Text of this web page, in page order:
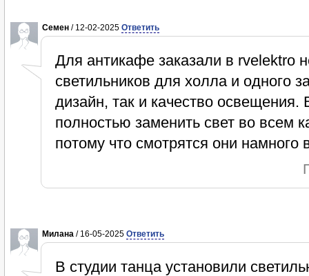
Семен / 12-02-2025 Ответить
Для антикафе заказали в rvelektro
светильников для холла и одного
дизайн, так и качество
полностью заменить свет во всем
потому что смотрятся они
Милана / 16-05-2025 Ответить
В студии танца установили